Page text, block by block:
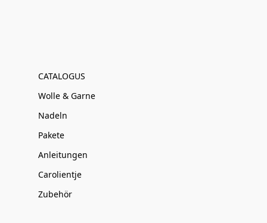
CATALOGUS
Wolle & Garne
Nadeln
Pakete
Anleitungen
Carolientje
Zubehör